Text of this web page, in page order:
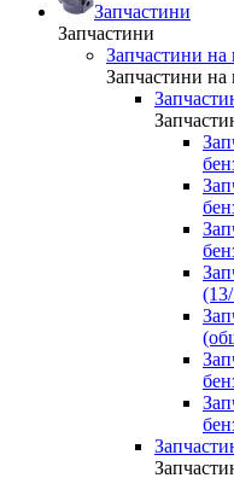
Запчастини
Запчастини
Запчастини на
Запчастини на